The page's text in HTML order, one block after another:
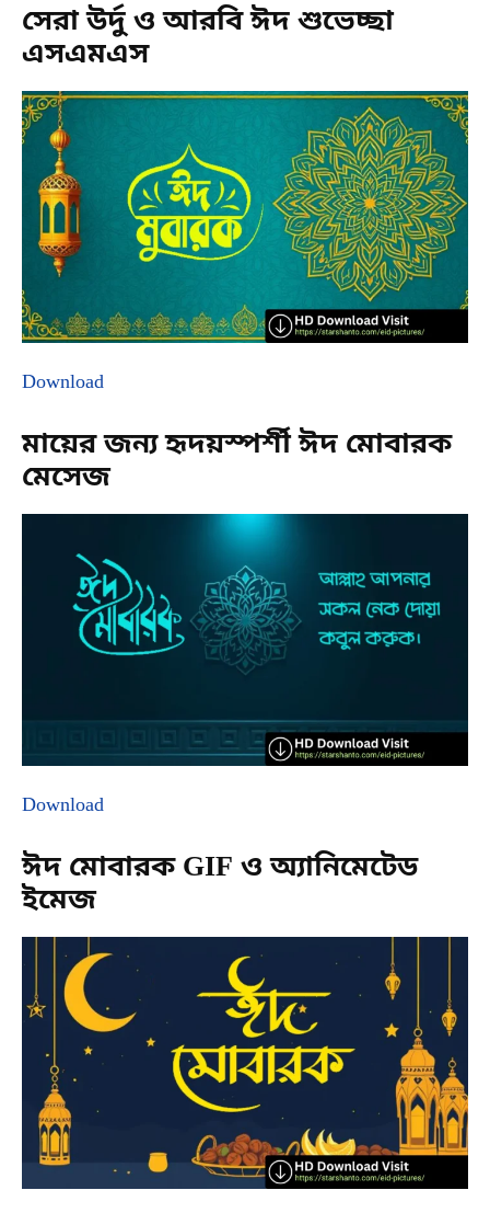
সেরা উর্দু ও আরবি ঈদ শুভেচ্ছা
এসএমএস
Download
মায়ের জন্য হৃদয়স্পর্শী ঈদ মোবারক
মেসেজ
Download
ঈদ মোবারক GIF ও অ্যানিমেটেড
ইমেজ